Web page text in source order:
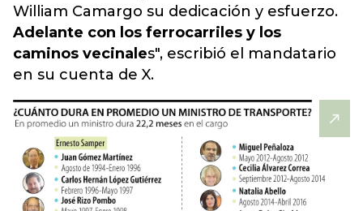
William Camargo su dedicación y esfuerzo.
Adelante con los ferrocarriles y los
caminos vecinales", escribió el mandatario
en su cuenta de X.